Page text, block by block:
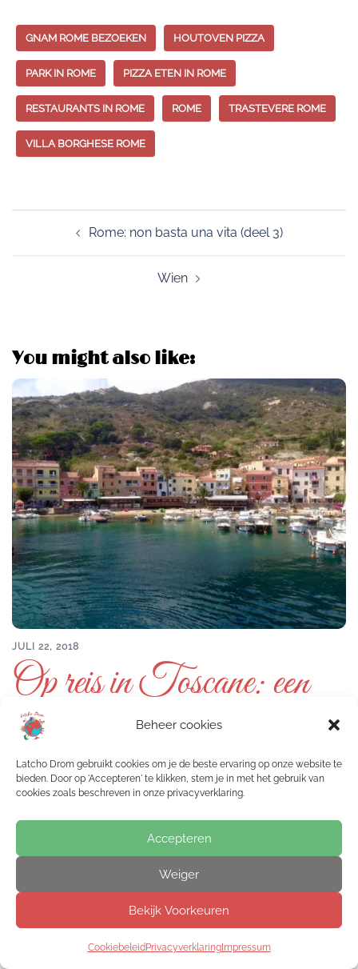
Beheer cookies
Latcho Drom gebruikt cookies om je de beste ervaring op onze website te
bieden. Door op 'Accepteren' te klikken, stem je in met het gebruik van
cookies zoals beschreven in onze privacyverklaring.
Accepteren
Weiger
Bekijk Voorkeuren
CookiebeleidPrivacyverklaringImpressum
GNAM ROME BEZOEKEN HOUTOVEN PIZZA
PARK IN ROME PIZZA ETEN IN ROME
RESTAURANTS IN ROME ROME TRASTEVERE ROME
VILLA BORGHESE ROME
navigation
Rome: non basta una vita (deel 3)
Wien
You might also like:
JULI 22, 2018
Op reis in Toscane: een
waar avontuur!